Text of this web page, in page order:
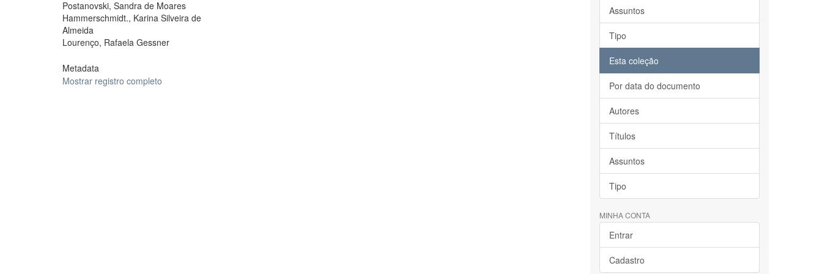
Postanovski, Sandra de Moares
Hammerschmidt., Karina Silveira de
Almeida
Lourenço, Rafaela Gessner
Metadata
Mostrar registro completo
Assuntos
Tipo
Esta coleção
Por data do documento
Autores
Títulos
Assuntos
Tipo
MINHA CONTA
Entrar
Cadastro